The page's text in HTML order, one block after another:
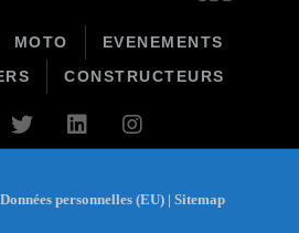
MOTO
EVENEMENTS
CONSTRUCTEURS
Données personnelles (EU) | Sitemap